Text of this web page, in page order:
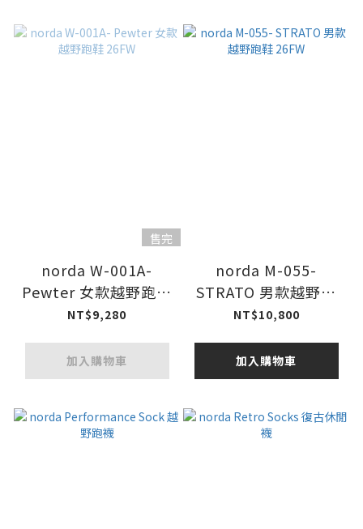
售完
norda W-001A-
Pewter 女款越野跑鞋
26FW
NT$9,280
加入購物車
norda M-055-
STRATO 男款越野跑
鞋 26FW
NT$10,800
加入購物車